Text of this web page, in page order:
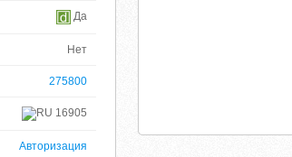
Да
Нет
275800
16905
Авторизация